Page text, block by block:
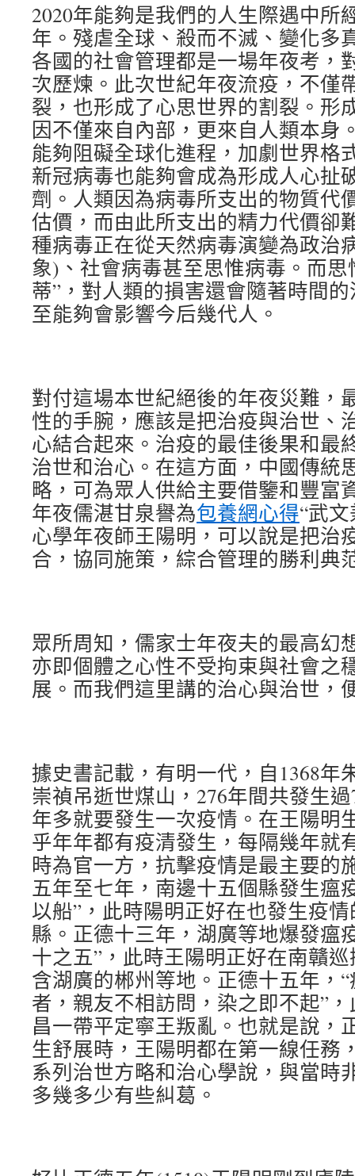
2020年能夠是我們的人生際遇中所
年。殘虐全球、殺而不滅、變化多
各國的社會管理都是一場年夜考，
次歷煉。此次世紀年夜流疫，不僅
裂，也形成了心思世界的割裂。形
因不僅來自內部，更來自人類本身
能夠阻礙全球化進程，加劇世界格
新冠病毒也能夠會成為形成人心扯
劑。人類因為病毒所支出的物質代
估價，而由此所支出的精力代價卻
種病毒正在從天然病毒演變為政治
象)、社會病毒甚至思惟病毒。而思
蒂”，對人類的損害還會隨著時間
至能夠會影響今后幾代人。
對付這場本世紀絕後的年夜災難，
性的手腕，應該是把治疫與治世、
心結合起來。治疫的最佳後果和最
治世和治心。在這方面，中國傳統
略，可為眾人供給主要借鑒和豐富
年夜儒湛甘泉譽為包養網心得“武
心學年夜師王陽明，可以說是把治
合，協同施策，綜合管理的勝利典
眾所周知，儒家士年夜夫的最高幻
亦即個體之心性不受拘束與社會之
展。而我們這里講的治心與治世，
據史書記載，有明一代，自1368年
崇禎吊逝世煤山，276年間共發生
年多就要發生一次疫情。在王陽明
乎年年都有疫清發生，每隔幾年就
時為官一方，抗擊疫情是最主要的
五年至七年，南邊十五個縣發生瘟
以船”，此時陽明正好在也發生疫
縣。正德十三年，湖廣等地爆發瘟
十之五”，此時王陽明正好在南贛
含湖廣的郴州等地。正德十五年，
者，親友不相訪問，染之即不起”
昌一帶平定寧王叛亂。也就是說，
生舒展時，王陽明都在第一線任務
系列治世方略和治心學說，與當時
多幾多少有些糾葛。